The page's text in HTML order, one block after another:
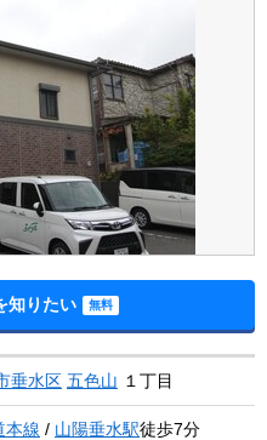
知りたい
垂水区 五色山 １丁目
本線 / 山陽垂水駅徒歩7分